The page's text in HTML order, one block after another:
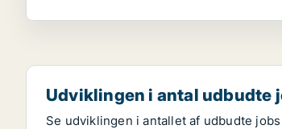
Udviklingen i antal udbudte
Se udviklingen i antallet af udbudte